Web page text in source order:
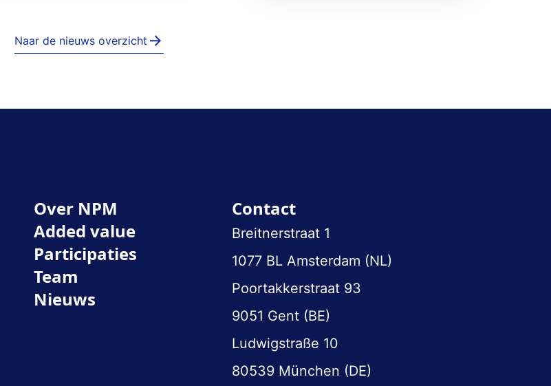
Naar de nieuws overzicht
Over NPM
Added value
Participaties
Team
Nieuws
Contact
Breitnerstraat 1
1077 BL Amsterdam (NL)
Poortakkerstraat 93
9051 Gent (BE)
Ludwigstraße 10
80539 München (DE)